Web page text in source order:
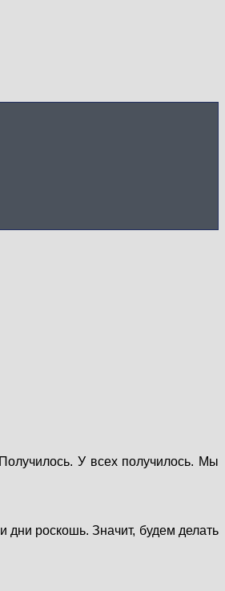
У всех получилось. Мы
роскошь. Значит, будем делать